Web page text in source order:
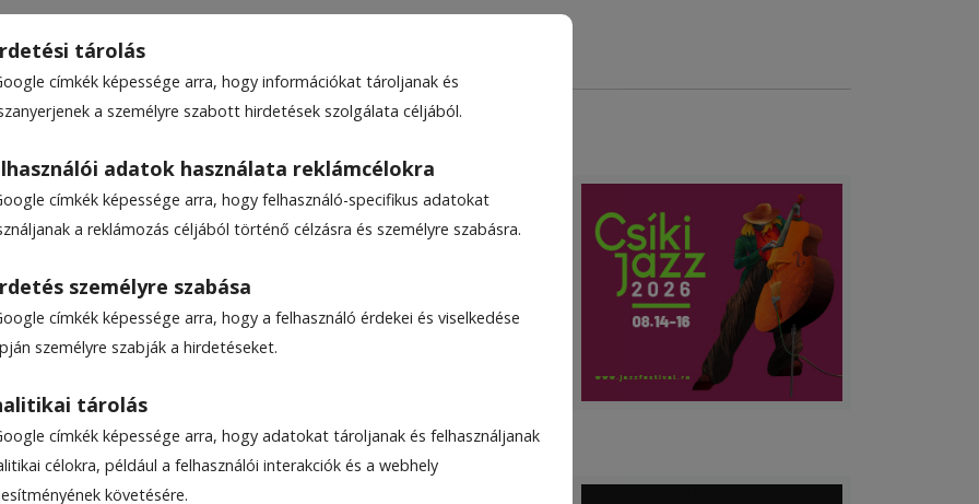
tárolás
címkék képessége arra, hogy információkat tároljanak és
a személyre szabott hirdetések szolgálata céljából.
adatok használata reklámcélokra
címkék képessége arra, hogy felhasználó-specifikus adatokat
a reklámozás céljából történő célzásra és személyre szabásra.
személyre szabása
címkék képessége arra, hogy a felhasználó érdekei és viselkedése
személyre szabják a hirdetéseket.
tárolás
címkék képessége arra, hogy adatokat tároljanak és felhasználjanak
célokra, például a felhasználói interakciók és a webhely
követésére.
szerzett a
volt a Golimpiákosz SE, ezt követően megfordította
3–1 arányban győzte le a Szentegyházi Vasast
13. fordulójának előrehozott mérkőzésén.